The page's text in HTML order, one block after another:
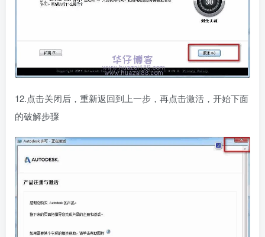
12.点击关闭后，重新返回到上一步，再点击激活，开始下面
的破解步骤